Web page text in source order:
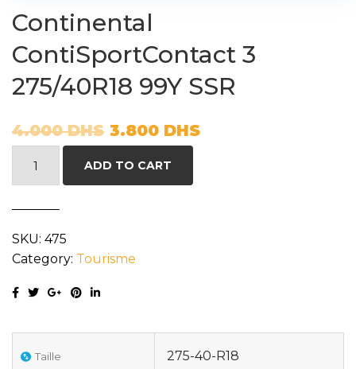
Continental
ContiSportContact 3
275/40R18 99Y SSR
4.000DHS 3.800 DHS
99Y
SSR
quantity
ADD TO CART
SKU: 475
Category: Tourisme
Taille 275-40-R18